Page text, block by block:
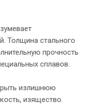
Толщина стального
прочность
сплавов.
излишнюю
изящество.